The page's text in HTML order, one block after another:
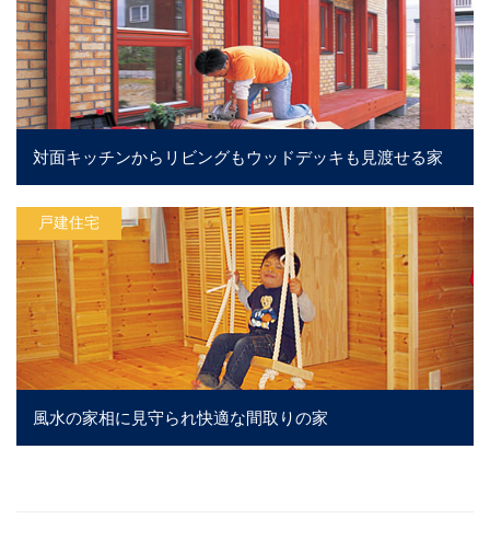
対面キッチンからリビングもウッドデッキも見渡せる家
戸建住宅
風水の家相に見守られ快適な間取りの家